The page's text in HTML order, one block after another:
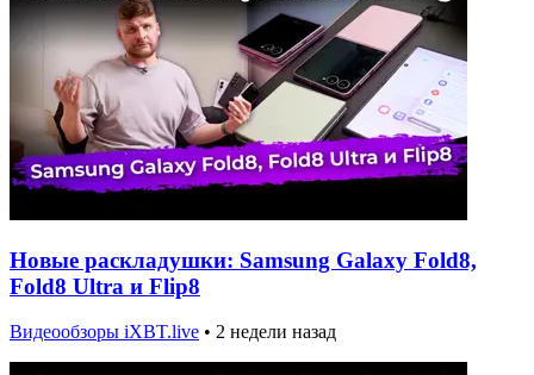
Новые раскладушки: Samsung Galaxy Fold8,
Fold8 Ultra и Flip8
Видеообзоры iXBT.live • 2 недели назад